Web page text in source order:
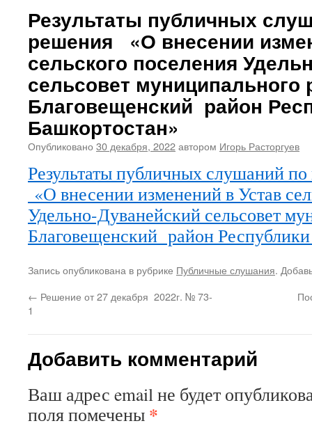
Результаты публичных
решения «О внесении
сельского поселения
сельсовет муниципального
Благовещенский район
Башкортостан»
Опубликовано 30 декабря, 2022автором Игорь Расторгуев
Результаты публичных слушаний
«О внесении изменений в Устав
Удельно-Дуванейский сельсовет
Благовещенский район
Запись опубликована в рубрике Публичные слушания.
← Решение от 27 декабря 2022г. № 73-
1
Добавить комментарий
Ваш адрес email не будет
поля помечены *